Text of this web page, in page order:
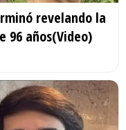
revelando la
96 años(Video)